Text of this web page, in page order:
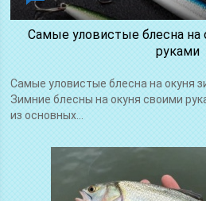
Самые уловистые блесна на
руками
Самые уловистые блесна на окуня
Зимние блесны на окуня своими
из основных...